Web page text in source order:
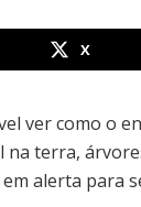
X
ver como o
terra,
alerta para